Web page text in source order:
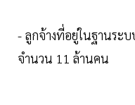
- ลูกจ้างที่อยู่ในฐานระ
จำนวน 11 ล้านคน